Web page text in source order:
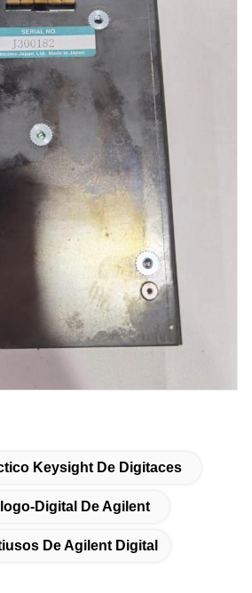
Keysight De Digitaces
Digital De Agilent
De Agilent Digital